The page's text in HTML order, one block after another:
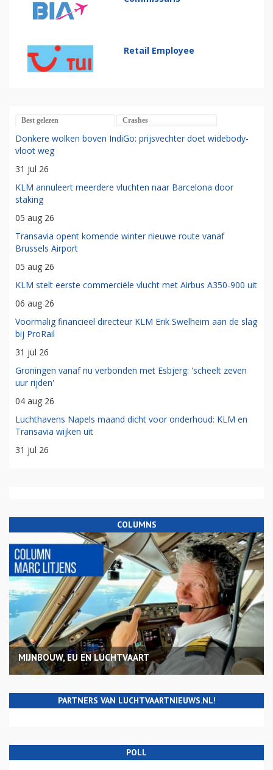
Retail Employee
Best gelezen Crashes
Donkere wolken boven IndiGo: prijsvechter doet widebody-
vloot weg
31 jul 26
KLM annuleert meerdere vluchten naar Barcelona door
staking
05 aug 26
Transavia opent komende winter nieuwe route vanaf
Brussels Airport
05 aug 26
KLM stelt eerste commerciële vlucht met Airbus A350-900 uit
06 aug 26
Voormalig financieel directeur KLM Erik Swelheim aan de slag
bij ProRail
31 jul 26
Groningen vanaf nu verbonden met Esbjerg: 'scheelt zeven
uur rijden'
04 aug 26
Luchthavens Napels maand dicht voor onderhoud: KLM en
Transavia wijken uit
31 jul 26
COLUMNS
MIJNBOUW, EU EN LUCHTVAART
PARTNERS VAN LUCHTVAARTNIEUWS.NL!
POLL